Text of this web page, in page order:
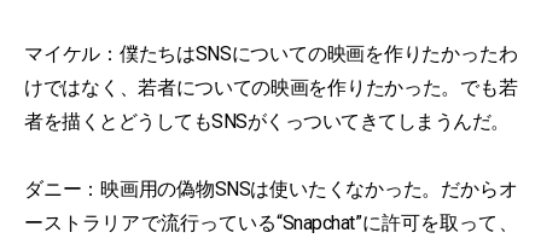
マイケル：僕たちはSNSについての映画を作りたかったわ
けではなく、若者についての映画を作りたかった。でも若
者を描くとどうしてもSNSがくっついてきてしまうんだ。
ダニー：映画用の偽物SNSは使いたくなかった。だからオ
ーストラリアで流行っている“Snapchat”に許可を取って、